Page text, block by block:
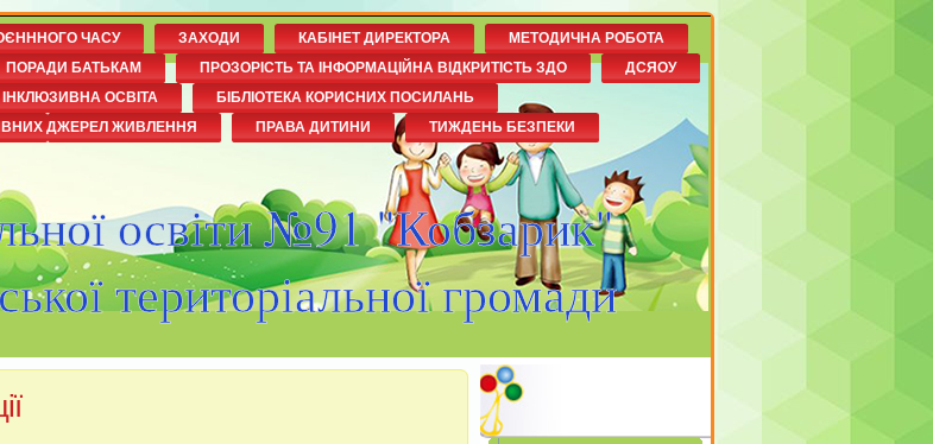
освіти №91 "Кобзарик"
територіальної громади
ЧАСУ ЗАХОДИ КАБІНЕТ ДИРЕКТОРА
МЕТОДИЧНА РОБОТА
ПОРАДИ БАТЬКАМ ПРОЗОРІСТЬ ТА ІНФОРМАЦІЙНА ВІДКРИТІСТЬ ЗДО
ДСЯОУ
ІНКЛЮЗИВНА ОСВІТА
БІБЛІОТЕКА КОРИСНИХ ПОСИЛАНЬ
ДЖЕРЕЛ ЖИВЛЕННЯ
ПРАВА ДИТИНИ ТИЖДЕНЬ БЕЗПЕКИ